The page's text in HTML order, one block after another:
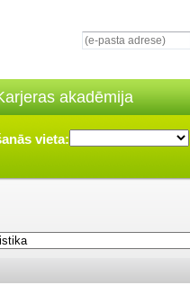
akadēmija
vieta: